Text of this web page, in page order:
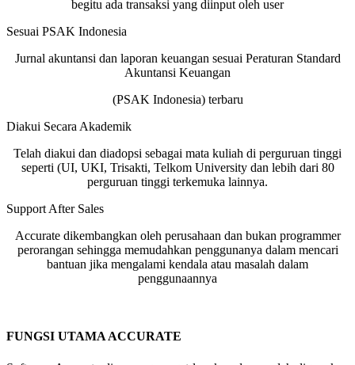
begitu ada transaksi yang diinput oleh user
Sesuai PSAK Indonesia
Jurnal akuntansi dan laporan keuangan sesuai Peraturan Standard
Akuntansi Keuangan
(PSAK Indonesia) terbaru
Diakui Secara Akademik
Telah diakui dan diadopsi sebagai mata kuliah di perguruan tinggi
seperti (UI, UKI, Trisakti, Telkom University dan lebih dari 80
perguruan tinggi terkemuka lainnya.
Support After Sales
Accurate dikembangkan oleh perusahaan dan bukan programmer
perorangan sehingga memudahkan penggunanya dalam mencari
bantuan jika mengalami kendala atau masalah dalam
penggunaannya
FUNGSI UTAMA ACCURATE